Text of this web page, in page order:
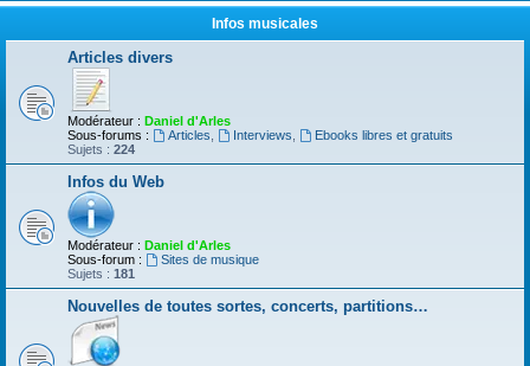
Infos musicales
Articles divers
Modérateur : Daniel d'Arles
Sous-forums :
Articles Interviews
Ebooks libres et gratuits
Sujets : 224
Infos du Web
Modérateur : Daniel d'Arles
Sous-forum :
Sites de musique
Sujets : 181
Nouvelles de toutes sortes, concerts, partitions…